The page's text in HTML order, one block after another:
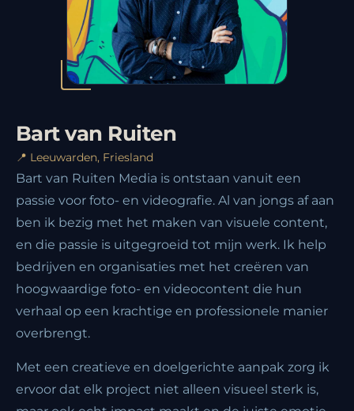
Bart van Ruiten
📍 Leeuwarden, Friesland
Bart van Ruiten Media is ontstaan vanuit een
passie voor foto- en videografie. Al van jongs af aan
ben ik bezig met het maken van visuele content,
en die passie is uitgegroeid tot mijn werk. Ik help
bedrijven en organisaties met het creëren van
hoogwaardige foto- en videocontent die hun
verhaal op een krachtige en professionele manier
overbrengt.
Met een creatieve en doelgerichte aanpak zorg ik
ervoor dat elk project niet alleen visueel sterk is,